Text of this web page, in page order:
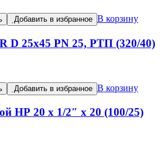
Добавить в избранное В корзину
D 25х45 PN 25, РТП (320/40)
Добавить в избранное В корзину
НР 20 х 1/2″ х 20 (100/25)